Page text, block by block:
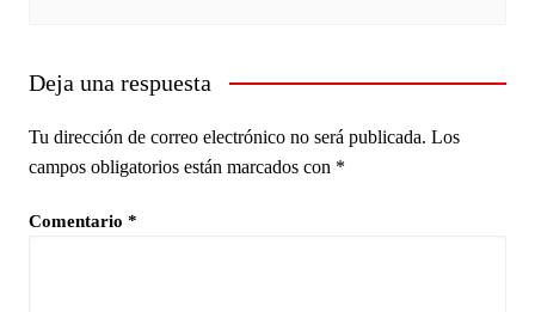
Deja una respuesta
Tu dirección de correo electrónico no será publicada. Los
campos obligatorios están marcados con *
Comentario *